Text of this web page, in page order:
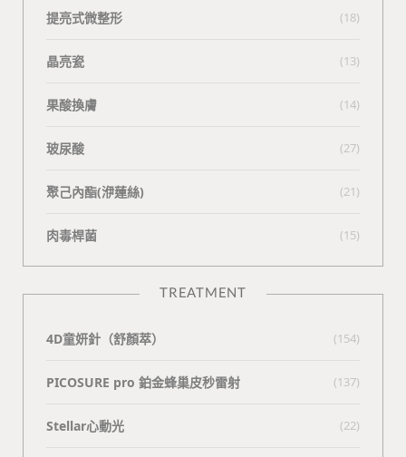
提亮式微整形 (18)
晶亮瓷 (13)
果酸換膚 (14)
玻尿酸 (27)
聚己內酯(洢蓮絲) (21)
肉毒桿菌 (15)
TREATMENT
4D童妍針（舒顏萃） (154)
PICOSURE pro 鉑金蜂巢皮秒雷射 (137)
Stellar心動光 (22)